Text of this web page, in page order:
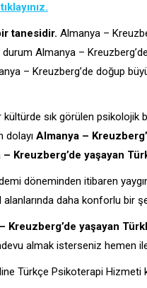
tanesidir. Almanya –
Almanya –
– Kreuzberg’de doğup
sık görülen
dolayı Almanya –
Kreuzberg’de yaşayan
döneminden itibaren
daha konforlu
Kreuzberg’de yaşayan
almak isterseniz hemen
Türkçe Psikoterapi Hizmeti